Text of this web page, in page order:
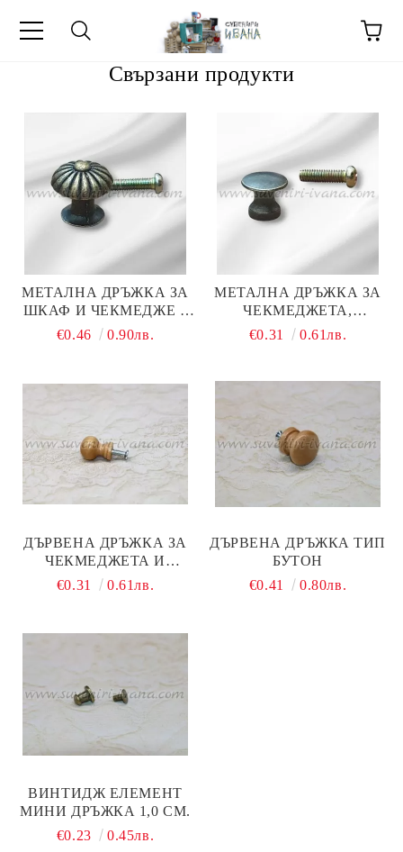
Свързани продукти
МЕТАЛНА ДРЪЖКА ЗА
ШКАФ И ЧЕКМЕДЖЕ –
ВИНТИДЖ БРОНЗ,
€0.46 0.90лв.
МЕТАЛНА ДРЪЖКА ЗА
ЧЕКМЕДЖЕТА,
ШКАФЧЕТА ИЛИ КУТИИ
€0.31 0.61лв.
ДЪРВЕНА ДРЪЖКА ЗА
ЧЕКМЕДЖЕТА И
ВРАТИЧКИ
€0.31 0.61лв.
ДЪРВЕНА ДРЪЖКА ТИП
БУТОН
€0.41
0.80лв.
ВИНТИДЖ ЕЛЕМЕНТ
МИНИ ДРЪЖКА 1,0 СМ.
€0.23
0.45лв.